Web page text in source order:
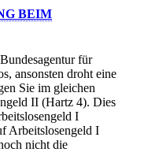
BEIM
für
ansonsten droht eine
Sie im gleichen
II (Hartz 4). Dies
I
Arbeitslosengeld I
nicht die